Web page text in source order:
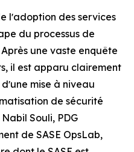
lʼadoption des services
du processus de
une vaste enquête
il est apparu clairement
mise à niveau
de sécurité
Souli, PDG
de SASE OpsLab,